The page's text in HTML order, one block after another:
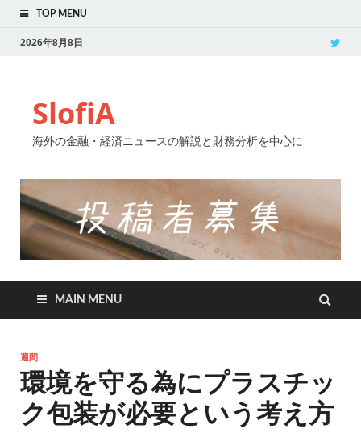
TOP MENU
2026年8月8日
SlofiA
海外の金融・経済ニュースの解説と財務分析を中心に
MAIN MENU
週間
環境を守る為にプラスチッ
ク包装が必要という考え方